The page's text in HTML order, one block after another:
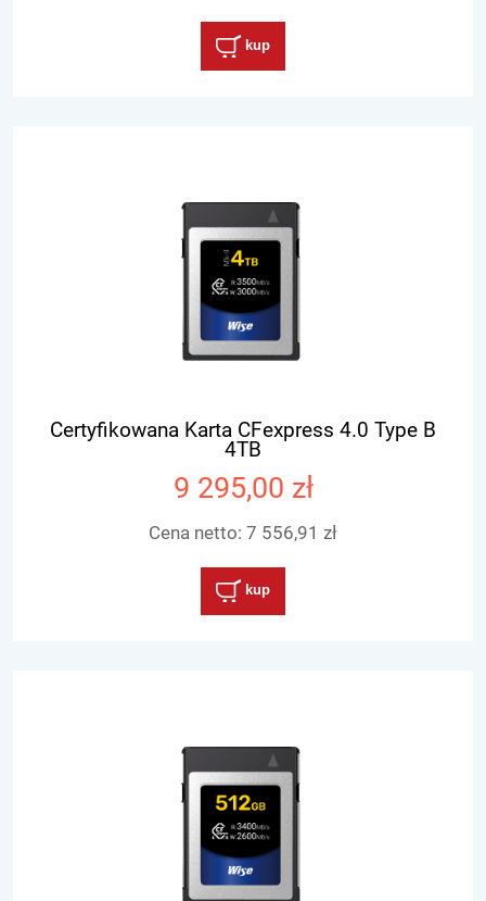
kup
Certyfikowana Karta CFexpress 4.0 Type B
4TB
9 295,00 zł
Cena netto: 7 556,91 zł
kup